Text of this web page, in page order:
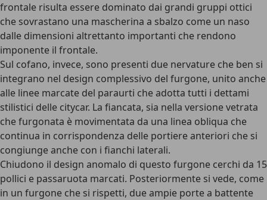
frontale risulta essere dominato dai grandi gruppi ottici
che sovrastano una mascherina a sbalzo come un naso
dalle dimensioni altrettanto importanti che rendono
imponente il frontale.
Sul cofano, invece, sono presenti due nervature che ben si
integrano nel design complessivo del furgone, unito anche
alle linee marcate del paraurti che adotta tutti i dettami
stilistici delle citycar. La fiancata, sia nella versione vetrata
che furgonata è movimentata da una linea obliqua che
continua in corrispondenza delle portiere anteriori che si
congiunge anche con i fianchi laterali.
Chiudono il design anomalo di questo furgone cerchi da 15
pollici e passaruota marcati. Posteriormente si vede, come
in un furgone che si rispetti, due ampie porte a battente